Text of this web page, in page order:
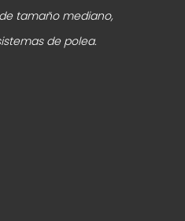
tamaño mediano,
de polea.